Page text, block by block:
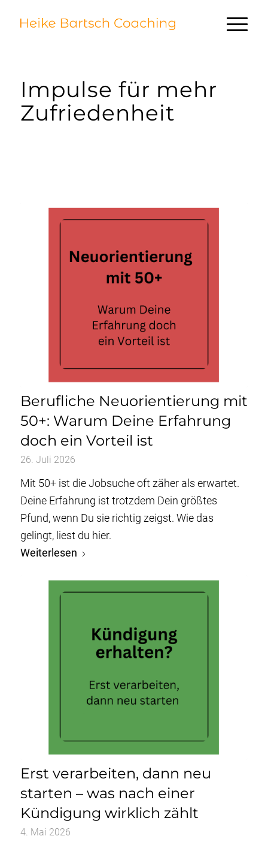
Impulse für mehr
Zufriedenheit
Berufliche Neuorientierung mit
50+: Warum Deine Erfahrung
doch ein Vorteil ist
26. Juli 2026
Mit 50+ ist die Jobsuche oft zäher als erwartet.
Deine Erfahrung ist trotzdem Dein größtes
Pfund, wenn Du sie richtig zeigst. Wie das
gelingt, liest du hier.
Weiterlesen
Erst verarbeiten, dann neu
starten – was nach einer
Kündigung wirklich zählt
4. Mai 2026